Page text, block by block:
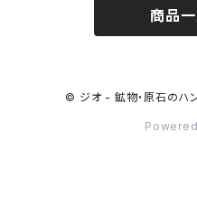
商品
© ジオ - 鉱物・原石のハ